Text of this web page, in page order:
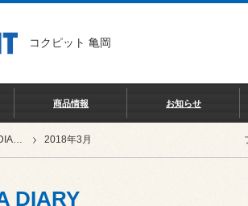
コクピット 亀岡
商品情報 お知らせ
KAMEOKA DIARY 2018年3月
DIARY